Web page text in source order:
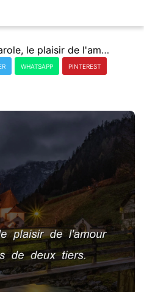
Sans la parole, le plaisir de l'amour diminue au moins de deux tiers.
WHATSAPP PINTEREST